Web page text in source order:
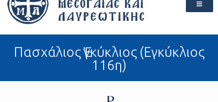
Πασχάλιος Ἐγκύκλιος (Εγκύκλιος
116η)